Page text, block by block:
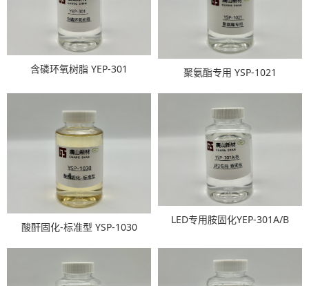
含磷环氧树脂 YEP-301 聚氨酯专用 YSP-1021
酸酐固化-标准型 YSP-1030
LED专用胺固化YEP-301A/B